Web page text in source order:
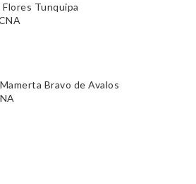
Flores Tunquipa
Bravo de Avalos